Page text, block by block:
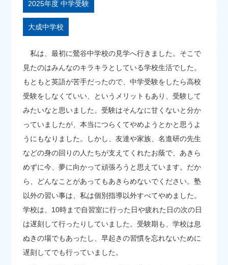
2025年度 中学受験
大成中学校
私は、最初に鶯谷中学校の見学へ行きました。そこで
見たのはみんなのキラキラとしている学校生活でした。
もともと英語が苦手だったので、中学受験をしたら高校
受験をしなくていい、というメリットもあり、受験して
みたいなと思いました。受験はそんなに甘くないと分か
っていましたが、本当につらくてやめようとかと思うよ
うにもなりました。しかし、友達や家族、名進研の先生
などの身の回りの人たちが支えてくれたお蔭で、あきら
めずに今、夢に向かって頑張ろうと思えています。だか
ら、どんなことがあってもあきらめないでください。塾
以外の習い事は、私は個別指導以外すべてやめました。
学校は、10時まで自習室に行った日や疲れた日の次の日
は遅刻して行ったりしていました。受験期も、学校は息
ぬきの場でもあったし、早起きの習慣を忘れないために
遅刻してでも行っていました。